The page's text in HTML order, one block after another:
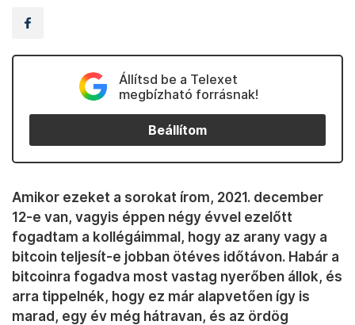
Állítsd be a Telexet
megbízható forrásnak!
Beállítom
Amikor ezeket a sorokat írom, 2021. december
12-e van, vagyis éppen négy évvel ezelőtt
fogadtam a kollégáimmal, hogy az arany vagy a
bitcoin teljesít-e jobban ötéves időtávon. Habár a
bitcoinra fogadva most vastag nyerőben állok, és
arra tippelnék, hogy ez már alapvetően így is
marad, egy év még hátravan, és az ördög